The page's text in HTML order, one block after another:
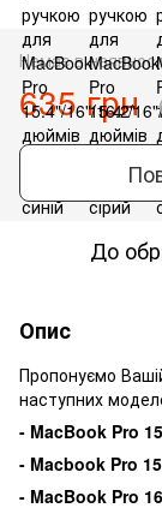
Немає в
635 грн
До
Опис
Пропонуємо
наступних
- MacBook Pro
- Macbook Pro
- MacBook Pro